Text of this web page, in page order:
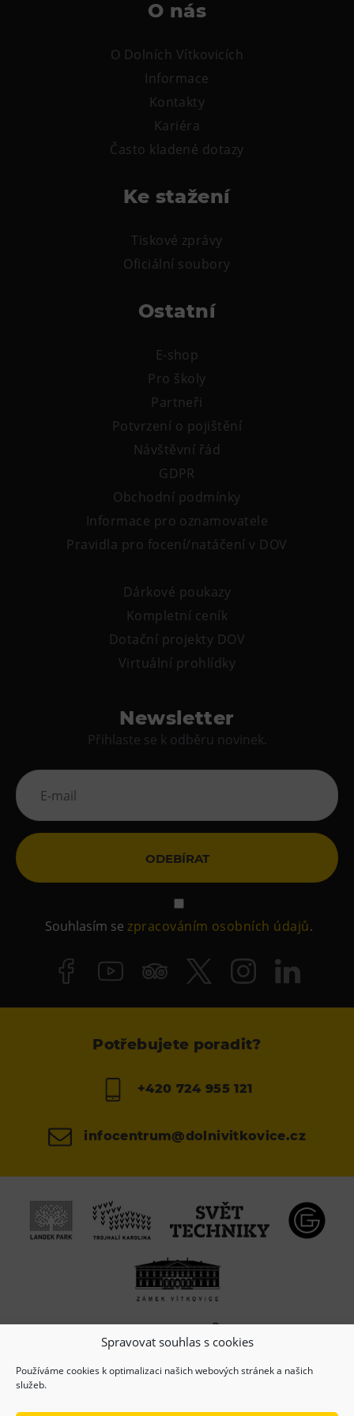
Spravovat souhlas s cookies
Používáme cookies k optimalizaci našich webových stránek a našich
služeb.
O nás
O Dolních Vítkovicích
Informace
Kontakty
Kariéra
Často kladené dotazy
Ke stažení
Tiskové zprávy
Oficiální soubory
Ostatní
E-shop
Pro školy
Partneři
Potvrzení o pojištění
Návštěvní řád
GDPR
Obchodní podmínky
Informace pro oznamovatele
Pravidla pro focení/natáčení v DOV
Dárkové poukazy
Kompletní ceník
Dotační projekty DOV
Virtuální prohlídky
Newsletter
Přihlaste se k odběru novinek.
ODEBÍRAT
Souhlasím sezpracováním osobních údajů.
Potřebujete poradit?
+420 724 955 121
infocentrum@dolnivitkovice.cz